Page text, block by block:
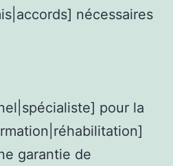
nécessaires
pour la
garantie de